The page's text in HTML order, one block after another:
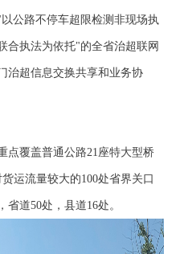
公路不停车超限检测非现场执
合执法为依托"的全省治超联网
治超信息交换共享和业务协
点覆盖普通公路21座特大型桥
运流量较大的100处省界关口
道50处，县道16处。